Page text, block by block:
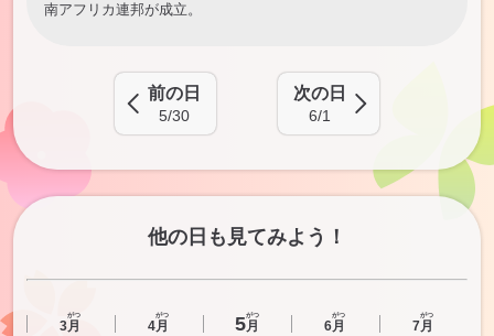
南アフリカ連邦が成立。
前の日
5/30
次の日
6/1
他の日も見てみよう！
3月
がつ
4月
がつ 5月
がつ
6月
がつ
7月
がつ